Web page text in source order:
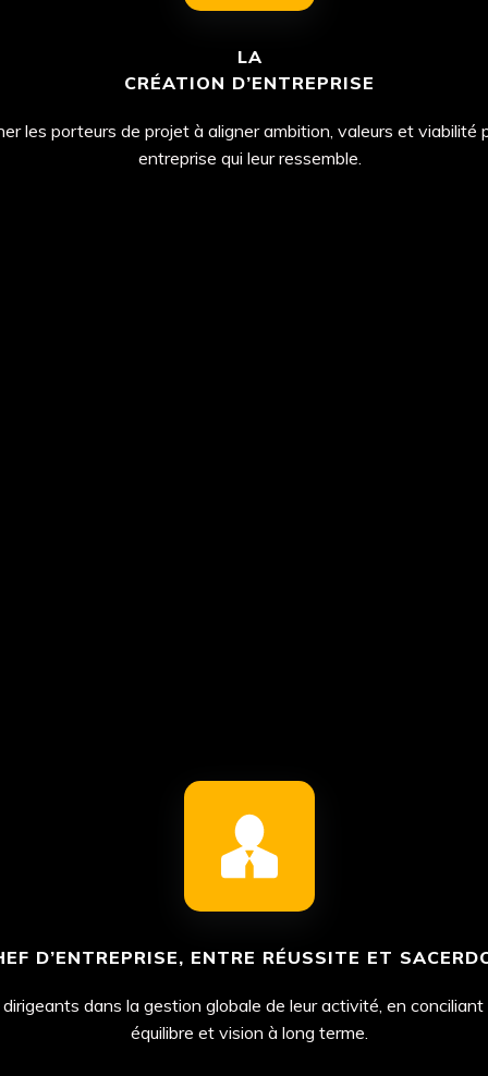
LA
CRÉATION D’ENTREPRISE
les porteurs de projet à aligner ambition, valeurs et viabilité
entreprise qui leur ressemble.
D’ENTREPRISE, ENTRE RÉUSSITE ET
dans la gestion globale de leur activité, en
équilibre et vision à long terme.